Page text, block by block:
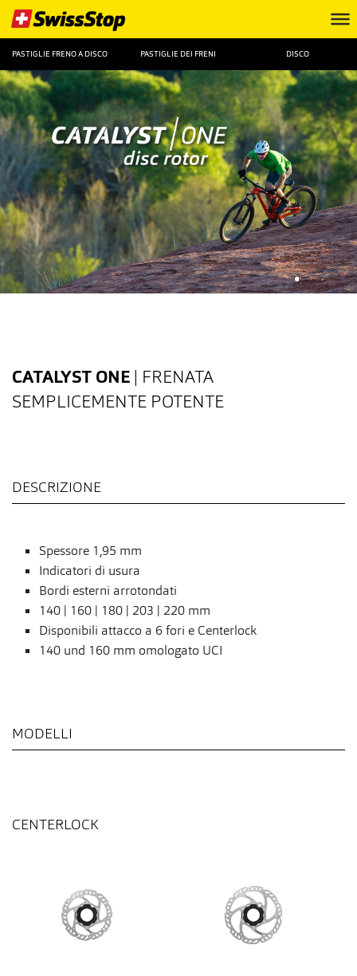
PASTIGLIE FRENO A DISCO PASTIGLIE DEI FRENI DISCO
CATALYST ONE | FRENATA
SEMPLICEMENTE POTENTE
DESCRIZIONE
Spessore 1,95 mm
Indicatori di usura
Bordi esterni arrotondati
140 | 160 | 180 | 203 | 220 mm
Disponibili attacco a 6 fori e Centerlock
140 und 160 mm omologato UCI
MODELLI
CENTERLOCK